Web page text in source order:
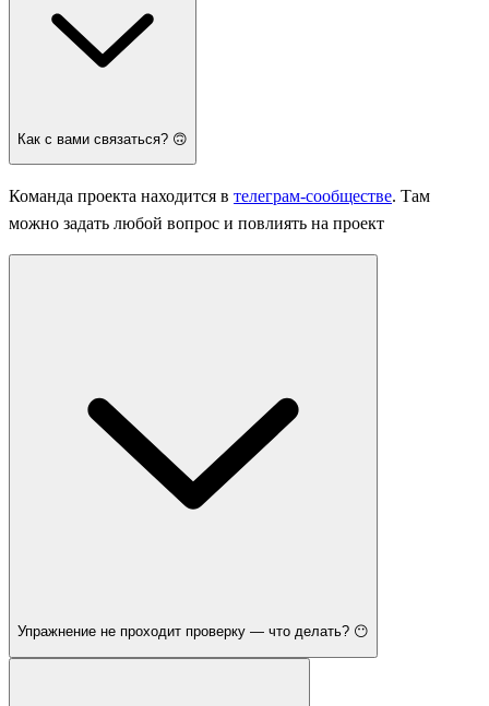
Как с вами связаться? 🙃
Команда проекта находится в телеграм-сообществе. Там
можно задать любой вопрос и повлиять на проект
Упражнение не проходит проверку — что делать? 😶